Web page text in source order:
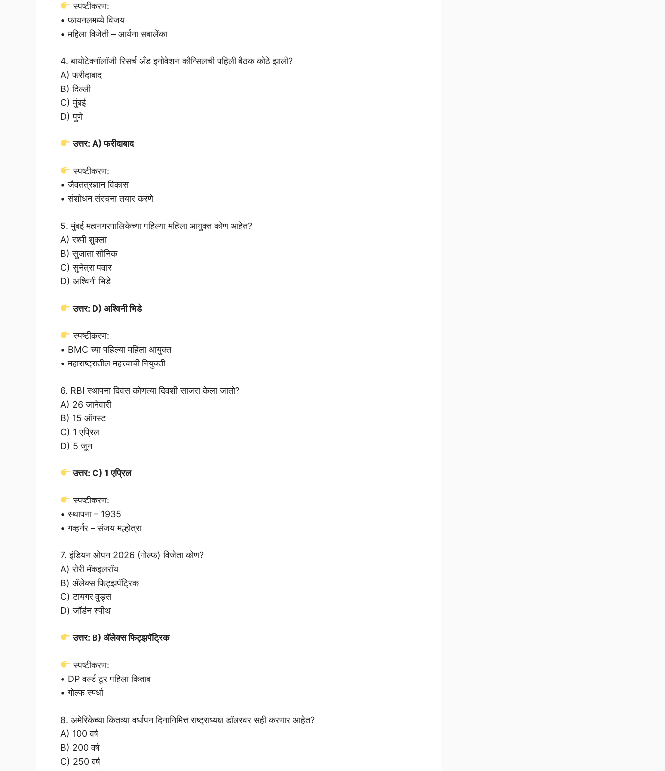
स्पष्टीकरण:
• फायनलमध्ये विजय
• महिला विजेती – आर्यना सबालेंका
4. बायोटेक्नॉलॉजी रिसर्च अँड इनोवेशन कौन्सिलची पहिली बैठक कोठे झाली?
A) फरीदाबाद
B) दिल्ली
C) मुंबई
D) पुणे
उत्तर: A) फरीदाबाद
स्पष्टीकरण:
• जैवतंत्रज्ञान विकास
• संशोधन संरचना तयार करणे
5. मुंबई महानगरपालिकेच्या पहिल्या महिला आयुक्त कोण आहेत?
A) रश्मी शुक्ला
B) सुजाता सोनिक
C) सुनेत्रा पवार
D) अश्विनी भिडे
उत्तर: D) अश्विनी भिडे
स्पष्टीकरण:
• BMC च्या पहिल्या महिला आयुक्त
• महाराष्ट्रातील महत्त्वाची नियुक्ती
6. RBI स्थापना दिवस कोणत्या दिवशी साजरा केला जातो?
A) 26 जानेवारी
B) 15 ऑगस्ट
C) 1 एप्रिल
D) 5 जून
उत्तर: C) 1 एप्रिल
स्पष्टीकरण:
• स्थापना – 1935
• गव्हर्नर – संजय मल्होत्रा
7. इंडियन ओपन 2026 (गोल्फ) विजेता कोण?
A) रोरी मॅकइलरॉय
B) अ‍ॅलेक्स फिट्झपॅट्रिक
C) टायगर वुड्स
D) जॉर्डन स्पीथ
उत्तर: B) अ‍ॅलेक्स फिट्झपॅट्रिक
स्पष्टीकरण:
• DP वर्ल्ड टूर पहिला किताब
• गोल्फ स्पर्धा
8. अमेरिकेच्या कितव्या वर्धापन दिनानिमित्त राष्ट्राध्यक्ष डॉलरवर सही करणार आहेत?
A) 100 वर्ष
B) 200 वर्ष
C) 250 वर्ष